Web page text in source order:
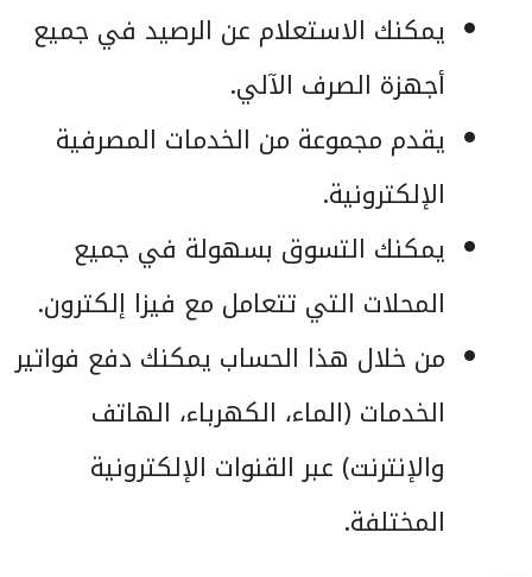
يمكنك الاستعلام عن الرصيد في جميع
أجهزة الصرف الآلي.
يقدم مجموعة من الخدمات المصرفية
الإلكترونية.
يمكنك التسوق بسهولة في جميع
المحلات التي تتعامل مع فيزا إلكترون.
من خلال هذا الحساب يمكنك دفع فواتير
الخدمات (الماء، الكهرباء، الهاتف
والإنترنت) عبر القنوات الإلكترونية
المختلفة.